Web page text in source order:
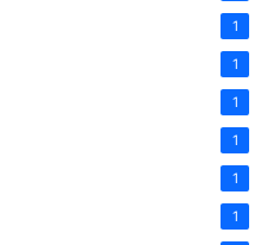
1
1
1
1
1
1